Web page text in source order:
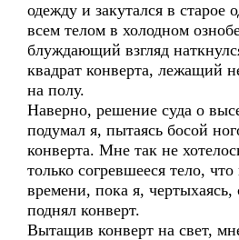
одежду и закутался в старое
всем телом в холодном
блуждающий взгляд
квадрат конверта, лежащий
на полу.
Наверно, решение суда о
подумал я, пытаясь босой
конверта. Мне так не
только согревшееся тело,
времени, пока я, чертыхаясь,
поднял конверт.
Вытащив конверт на свет,